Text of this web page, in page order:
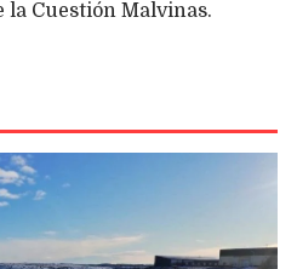
la Cuestión Malvinas.